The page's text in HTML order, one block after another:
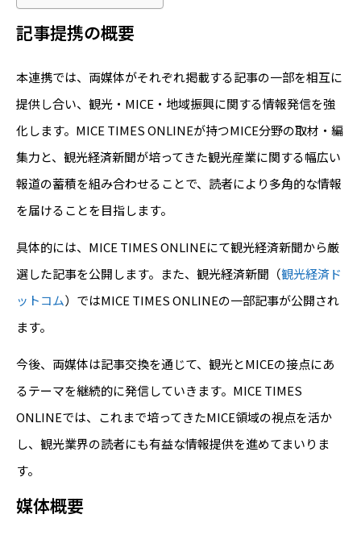
記事提携の概要
本連携では、両媒体がそれぞれ掲載する記事の一部を相互に
提供し合い、観光・MICE・地域振興に関する情報発信を強
化します。MICE TIMES ONLINEが持つMICE分野の取材・編
集力と、観光経済新聞が培ってきた観光産業に関する幅広い
報道の蓄積を組み合わせることで、読者により多角的な情報
を届けることを目指します。
具体的には、MICE TIMES ONLINEにて観光経済新聞から厳
選した記事を公開します。また、観光経済新聞（観光経済ド
ットコム）ではMICE TIMES ONLINEの一部記事が公開され
ます。
今後、両媒体は記事交換を通じて、観光とMICEの接点にあ
るテーマを継続的に発信していきます。MICE TIMES
ONLINEでは、これまで培ってきたMICE領域の視点を活か
し、観光業界の読者にも有益な情報提供を進めてまいりま
す。
媒体概要